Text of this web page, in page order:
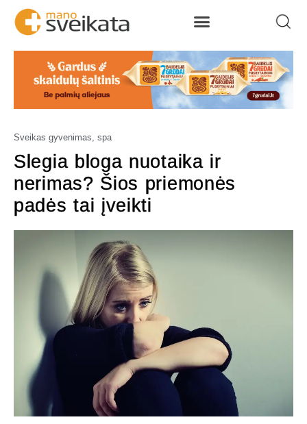
Sveikas gyvenimas, spa
Slegia bloga nuotaika ir
nerimas? Šios priemonės
padės tai įveikti